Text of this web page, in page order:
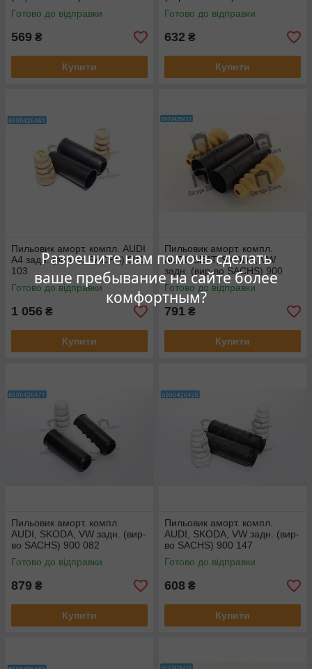
Разрешите нам помочь сделать
ваше пребывание на сайте более
комфортным?
SXV10RR
Готово до відправки
569 ₴
Купити
Готово до відправки
632 ₴
Купити
Пильовик аморт. компл. AUDI
A4 задн. (вир-во SACHS) 900
103
Готово до відправки
1 056 ₴
Купити
Пильовик аморт. компл.
AUDI, SEAT, SKODA, VW
задн. (вир-во SACHS) 900
202
Готово до відправки
791 ₴
Купити
Пильовик аморт. компл.
AUDI, SKODA, VW задн. (вир-
во SACHS) 900 082
Готово до відправки
879 ₴
Купити
Пильовик аморт. компл.
AUDI, SKODA, VW задн. (вир-
во SACHS) 900 147
Готово до відправки
608 ₴
Купити